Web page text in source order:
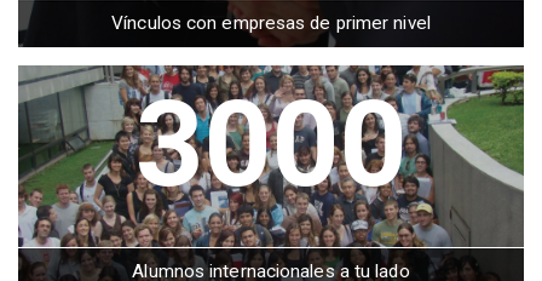
Vínculos con empresas de primer nivel
3000
Alumnos internacionales a tu lado